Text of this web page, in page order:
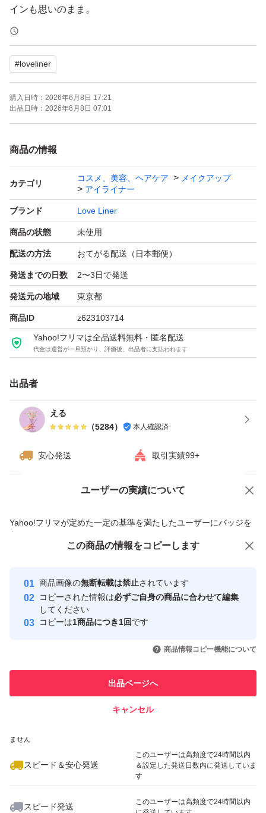
インも思いのまま。
#loveliner
購入日時： 2026年6月8日 17:21
出品日時： 2026年6月8日 07:01
商品の情報
カテゴリ
コスメ、美容、ヘアケア
メイクアップ
アイライナー
ブランド Love Liner
商品の状態 未使用
配送の方法 おてがる配送（日本郵便）
発送までの日数 2〜3日で発送
発送元の地域 東京都
商品ID z623103714
Yahoo!フリマは全品送料無料・匿名配送
代金は運営が一旦預かり、評価後、出品者に支払われます
出品者
える
（5284） 本人確認済
安心発送 取引実績99+
ユーザーの実績について
Yahoo!フリマが定めた一定の基準を満たしたユーザーにバッジを
付与しています
安心取引出品者
心・安全なユーザーです
取引実績
引を完了させた実績があります
での取引実績があります
ません
スピード＆安心発送
このユーザーは高頻度で24時間以内
＆設定した発送日数内に発送していま
す
スピード発送
このユーザーは高頻度で24時間以内
価格の相談 商品への質問
この商品の情報をコピーします
商品画像の無断転載は禁止されています
コピーされた情報は必ずご自身の商品に合わせて編集
してください
コピーは1商品につき1回です
商品情報コピー機能について
出品ページへ
キャンセル
この商品をみている人にオススメ